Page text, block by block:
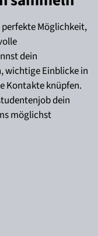
Möglichkeit,
dein
wichtige Einblicke in
Kontakte knüpfen.
dein
möglichst